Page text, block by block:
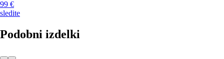
99 €
sledite
Podobni izdelki